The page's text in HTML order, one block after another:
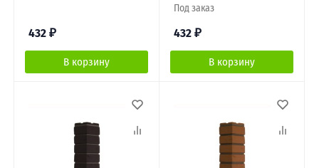
432 ₽
В корзину
Под заказ
432 ₽
В корзину